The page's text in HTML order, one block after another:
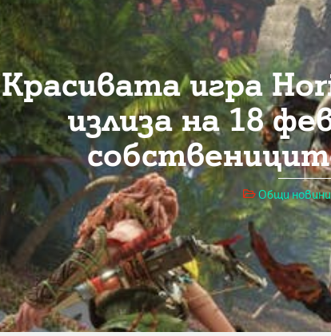
Красивата игра
излиза на 18
Общи новини